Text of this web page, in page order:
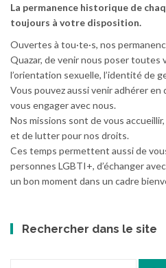
La permanence historique de
toujours à votre disposition.
Ouvertes à tou·te·s, nos
Quazar, de venir nous poser toutes
l’orientation sexuelle, l’identité de
Vous pouvez aussi venir adhérer
vous engager avec nous.
Nos missions sont de vous
et de lutter pour nos droits.
Ces temps permettent aussi de
personnes LGBTI+, d’échanger
un bon moment dans un cadre
Rechercher dans le site